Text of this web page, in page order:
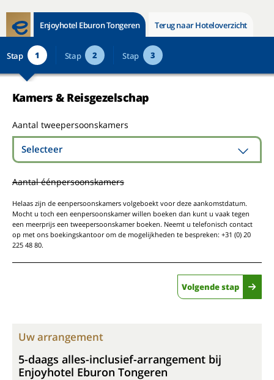
Enjoyhotel Eburon Tongeren Terug naar Hoteloverzicht
Stap 1 Stap 2 Stap 3
Kamers & Reisgezelschap
Aantal tweepersoonskamers
Selecteer
Aantal éénpersoonskamers
Helaas zijn de eenpersoonskamers volgeboekt voor deze aankomstdatum.
Mocht u toch een eenpersoonskamer willen boeken dan kunt u vaak tegen
een meerprijs een tweepersoonskamer boeken. Neemt u telefonisch contact
op met ons boekingskantoor om de mogelijkheden te bespreken: +31 (0) 20
225 48 80.
Volgende stap
Uw arrangement
5-daags alles-inclusief-arrangement bij
Enjoyhotel Eburon Tongeren